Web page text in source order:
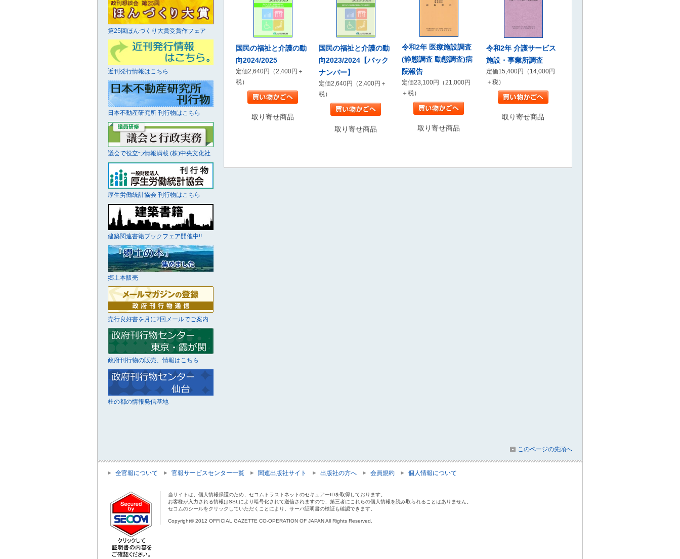
国民の福祉と介護の動
向2024/2025
定価2,640円（2,400円＋
税）
取り寄せ商品
国民の福祉と介護の動
向2023/2024【バック
ナンバー】
定価2,640円（2,400円＋
税）
取り寄せ商品
令和2年 医療施設調査
(静態調査 動態調査)病
院報告
定価23,100円（21,000円
＋税）
取り寄せ商品
令和2年 介護サービス
施設・事業所調査
定価15,400円（14,000円
＋税）
取り寄せ商品
第25回ほんづくり大賞受賞作フェア
近刊発行情報はこちら
日本不動産研究所 刊行物はこちら
議会で役立つ情報満載 (株)中央文化社
厚生労働統計協会 刊行物はこちら
建築関連書籍ブックフェア開催中!!
郷土本販売
売行良好書を月に2回メールでご案内
政府刊行物の販売、情報はこちら
杜の都の情報発信基地
このページの先頭へ
全官報について 官報サービスセンター一覧 関連出版社サイト 出版社の方へ 会員規約 個人情報について
当サイトは、個人情報保護のため、セコムトラストネットのセキュアーIDを取得しております。
お客様が入力される情報はSSLにより暗号化されて送信されますので、第三者にこれらの個人情報を読み取られることはありません。
セコムのシールをクリックしていただくことにより、サーバ証明書の検証も確認できます。
Copyright© 2012 OFFICIAL GAZETTE CO-OPERATION OF JAPAN All Rights Reserved.